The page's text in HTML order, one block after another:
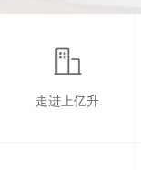
走进上亿升